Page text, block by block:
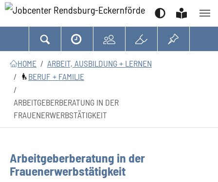
Suchen
HOME
ARBEIT, AUSBILDUNG + LERNEN
BERUF + FAMILIE
ARBEITGEBERBERATUNG IN DER
FRAUENERWERBSTÄTIGKEIT
Arbeitgeberberatung in der
Frauenerwerbstätigkeit